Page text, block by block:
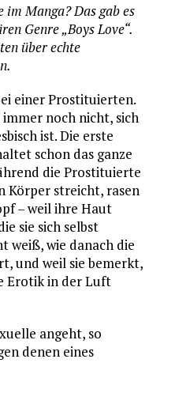
im Manga? Das gab es
Genre „Boys Love“.
über echte
einer Prostituierten.
noch nicht, sich
ist. Die erste
schon das ganze
die Prostituierte
Körper streicht, rasen
– weil ihre Haut
sie sich selbst
weiß, wie danach die
und weil sie bemerkt,
Erotik in der Luft
angeht, so
denen eines